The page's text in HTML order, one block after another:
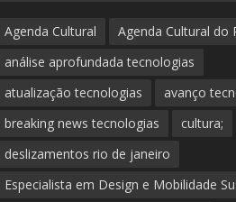
Agenda Cultural
Agenda Cultural do
análise aprofundada tecnologias
atualização tecnologias
avanço
breaking news tecnologias
cultura;
deslizamentos rio de janeiro
Especialista em Design e Mobilidade